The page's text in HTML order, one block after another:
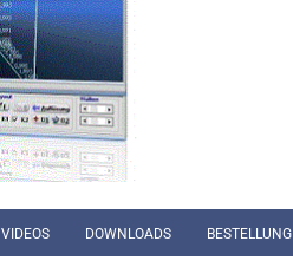
VIDEOS DOWNLOADS BESTELLUNG